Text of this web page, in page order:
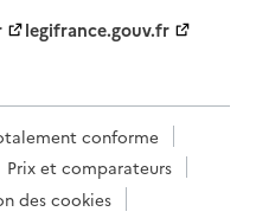
legifrance.gouv.fr
conforme
Prix et comparateurs
des cookies